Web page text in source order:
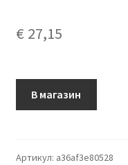
€ 27,15
В магазин
Артикул: a36af3e80528